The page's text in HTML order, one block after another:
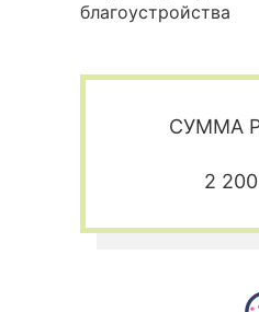
благоустройства
СУММА
2